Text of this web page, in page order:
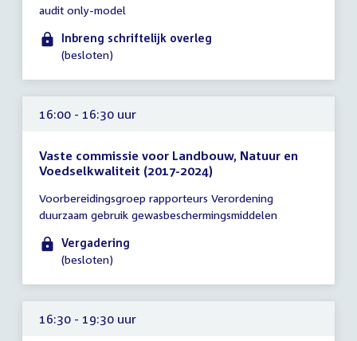
14:00
uur
audit only-model
Inbreng schriftelijk overleg
(besloten)
16:00 - 16:30 uur
Vaste commissie voor Landbouw, Natuur en
Voedselkwaliteit (2017-2024)
vergadering
16:00
16:30
Voorbereidingsgroep rapporteurs Verordening
duurzaam gebruik gewasbeschermingsmiddelen
Vergadering
(besloten)
16:30 - 19:30 uur